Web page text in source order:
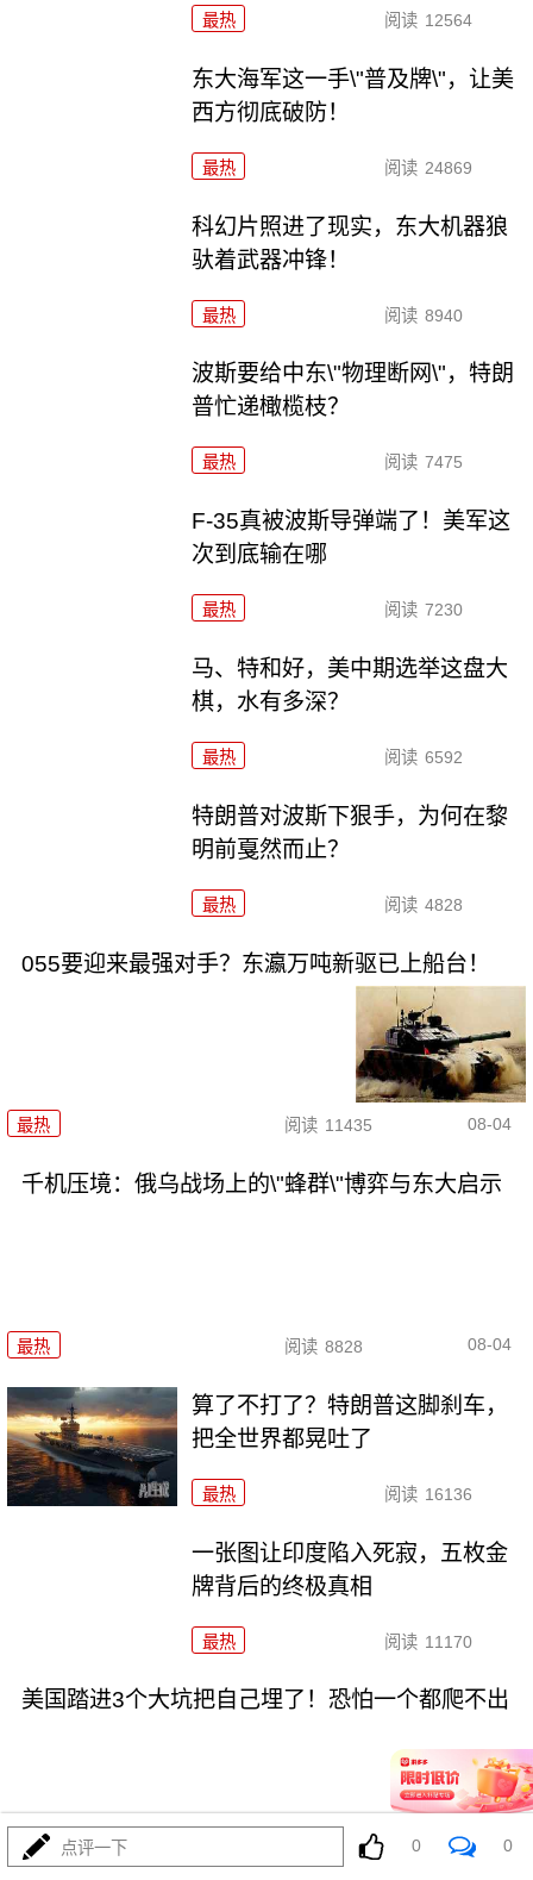
最热 阅读 12564
东大海军这一手\"普及牌\"，让美
西方彻底破防！
最热 阅读 24869
科幻片照进了现实，东大机器狼
驮着武器冲锋！
最热 阅读 8940
波斯要给中东\"物理断网\"，特朗
普忙递橄榄枝？
最热 阅读 7475
F-35真被波斯导弹端了！美军这
次到底输在哪
最热 阅读 7230
马、特和好，美中期选举这盘大
棋，水有多深？
最热 阅读 6592
特朗普对波斯下狠手，为何在黎
明前戛然而止？
最热 阅读 4828
055要迎来最强对手？东瀛万吨新驱已上船台！
最热 阅读 11435 08-04
千机压境：俄乌战场上的\"蜂群\"博弈与东大启示
最热 阅读 8828 08-04
算了不打了？特朗普这脚刹车，
把全世界都晃吐了
最热 阅读 16136
一张图让印度陷入死寂，五枚金
牌背后的终极真相
最热 阅读 11170
美国踏进3个大坑把自己埋了！恐怕一个都爬不出
最热 阅读 18311 08-03
点评一下 0 0